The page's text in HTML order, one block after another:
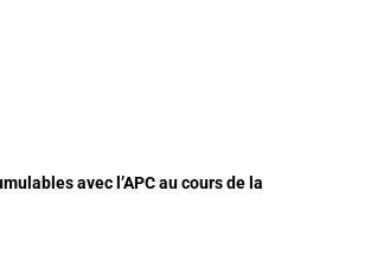
avec l’APC au cours de la